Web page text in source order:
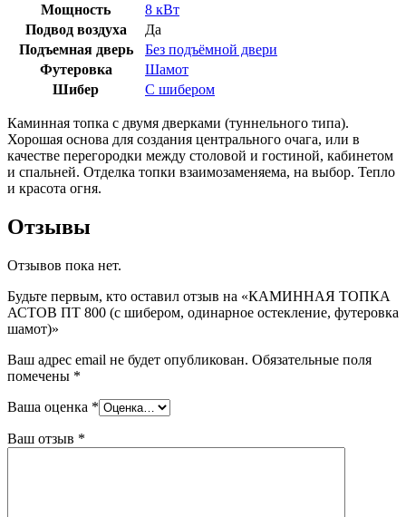
Мощность
8 кВт
Подвод воздуха
Да
Подъемная дверь
Без подъёмной двери
Футеровка
Шамот
Шибер
С шибером
Каминная топка с двумя дверками (туннельного типа).
Хорошая основа для создания центрального очага, или в
качестве перегородки между столовой и гостиной, кабинетом
и спальней. Отделка топки взаимозаменяема, на выбор. Тепло
и красота огня.
Отзывы
Отзывов пока нет.
Будьте первым, кто оставил отзыв на «КАМИННАЯ ТОПКА
АСТОВ ПТ 800 (с шибером, одинарное остекление, футеровка
шамот)»
Ваш адрес email не будет опубликован. Обязательные поля
помечены *
Ваша оценка *
Ваш отзыв *